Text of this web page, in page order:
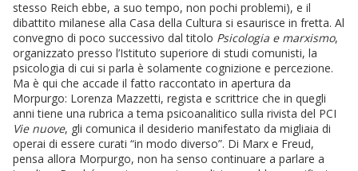
stesso Reich ebbe, a suo tempo, non pochi problemi), e il
dibattito milanese alla Casa della Cultura si esaurisce in fretta. Al
convegno di poco successivo dal titolo Psicologia e marxismo,
organizzato presso l’Istituto superiore di studi comunisti, la
psicologia di cui si parla è solamente cognizione e percezione.
Ma è qui che accade il fatto raccontato in apertura da
Morpurgo: Lorenza Mazzetti, regista e scrittrice che in quegli
anni tiene una rubrica a tema psicoanalitico sulla rivista del PCI
Vie nuove, gli comunica il desiderio manifestato da migliaia di
operai di essere curati “in modo diverso”. Di Marx e Freud,
pensa allora Morpurgo, non ha senso continuare a parlare a